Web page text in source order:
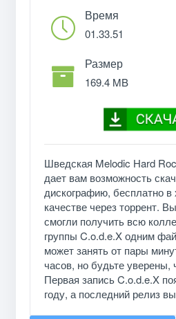
Время
01.33.51
Размер
169.4 MB
Шведская Melodic Hard
дает вам возможность
дискографию, бесплатно
качестве через торрент.
смогли получить всю
группы C.o.d.e.X одним
может занять от пары
часов, но будьте уверены,
Первая запись C.o.d.e.X
году, а последний релиз